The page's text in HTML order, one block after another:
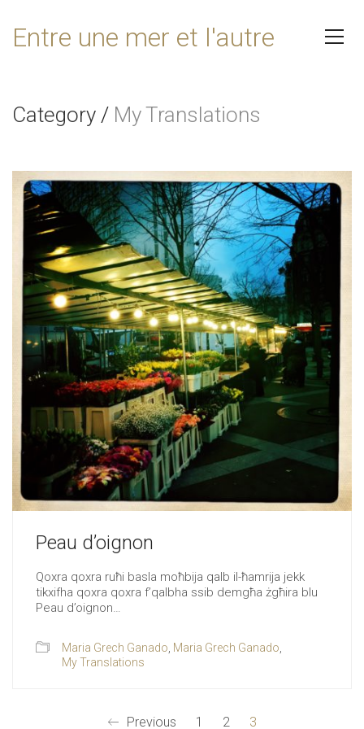
Entre une mer et l'autre
Category / My Translations
Peau d’oignon
Qoxra qoxra ruħi basla moħbija qalb il-ħamrija jekk
tikxifha qoxra qoxra f’qalbha ssib demgħa żgħira blu
Peau d’oignon…
Maria Grech Ganado Maria Grech Ganado
My Translations
Previous 1 2 3